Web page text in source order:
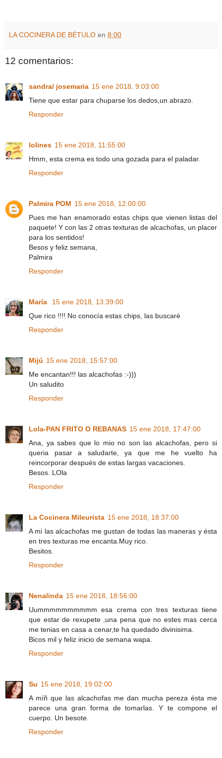
LA COCINERA DE BÉTULO en 8:00
12 comentarios:
sandra/ josemaria 15 ene 2018, 9:03:00
Tiene que estar para chuparse los dedos,un abrazo.
Responder
lolines 15 ene 2018, 11:55:00
Hmm, esta crema es todo una gozada para el paladar.
Responder
Palmira POM 15 ene 2018, 12:00:00
Pues me han enamorado estas chips que vienen listas del
paquete! Y con las 2 otras texturas de alcachofas, un placer
para los sentidos!
Besos y feliz semana,
Palmira
Responder
María
15 ene 2018, 13:39:00
Que rico !!!! No conocía estas chips, las buscaré
Responder
Mijú 15 ene 2018, 15:57:00
Me encantan!!! las alcachofas :-)))
Un saludito
Responder
Lola-PAN FRITO O REBANAS 15 ene 2018, 17:47:00
Ana, ya sabes que lo mio no son las alcachofas, pero si
queria pasar a saludarte, ya que me he vuelto ha
reincorporar después de estas largas vacaciones.
Besos. LOla
Responder
La Cocinera Mileurista 15 ene 2018, 18:37:00
A mi las alcachofas me gustan de todas las maneras y ésta
en tres texturas me encanta.Muy rico.
Besitos.
Responder
Nenalinda 15 ene 2018, 18:56:00
Uummmmmmmmmm esa crema con tres texturas tiene
que estar de rexupete ,una pena que no estes mas cerca
me tenias en casa a cenar,te ha quedado divinisima.
Bicos mil y feliz inicio de semana wapa.
Responder
Su 15 ene 2018, 19:02:00
A míñ que las alcachofas me dan mucha pereza ésta me
parece una gran forma de tomarlas. Y te compone el
cuerpo. Un besote.
Responder